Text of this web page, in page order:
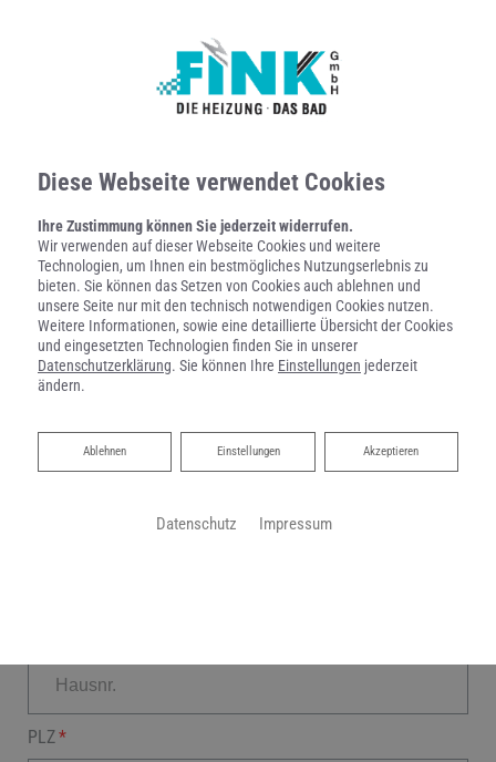
KONTAKTFORMULAR
Vorname
Nachname
PLZ
Diese Webseite verwendet Cookies
Ihre Zustimmung können Sie jederzeit widerrufen.
Wir verwenden auf dieser Webseite Cookies und weitere
Technologien, um Ihnen ein bestmögliches Nutzungserlebnis zu
bieten. Sie können das Setzen von Cookies auch ablehnen und
unsere Seite nur mit den technisch notwendigen Cookies nutzen.
Weitere Informationen, sowie eine detaillierte Übersicht der Cookies
und eingesetzten Technologien finden Sie in unserer
Datenschutzerklärung. Sie können Ihre Einstellungen jederzeit
ändern.
Akzeptieren
Einstellungen
Ablehnen
Ablehnen
Datenschutz Impressum